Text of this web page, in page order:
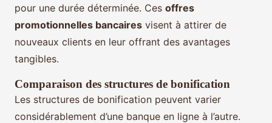
pour une durée déterminée. Ces offres
promotionnelles bancaires visent à attirer de
nouveaux clients en leur offrant des avantages
tangibles.
Comparaison des structures de bonification
Les structures de bonification peuvent varier
considérablement d’une banque en ligne à l’autre.